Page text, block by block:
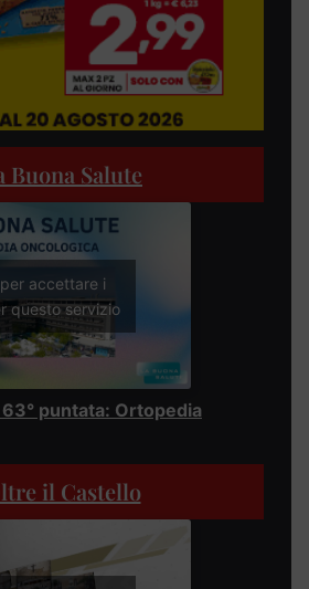
Buona Salute
accettare i
questo servizio
puntata: Ortopedia
il Castello